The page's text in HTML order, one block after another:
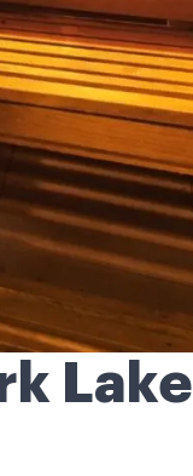
Lake